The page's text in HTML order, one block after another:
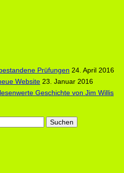
Prüfungen 24. April 2016
Website 23. Januar 2016
Geschichte von Jim Willis